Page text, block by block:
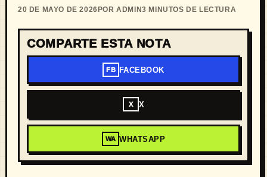
20 DE MAYO DE 2026 POR ADMIN3 MINUTOS DE LECTURA
COMPARTE ESTA NOTA
FB FACEBOOK
X X
WA WHATSAPP